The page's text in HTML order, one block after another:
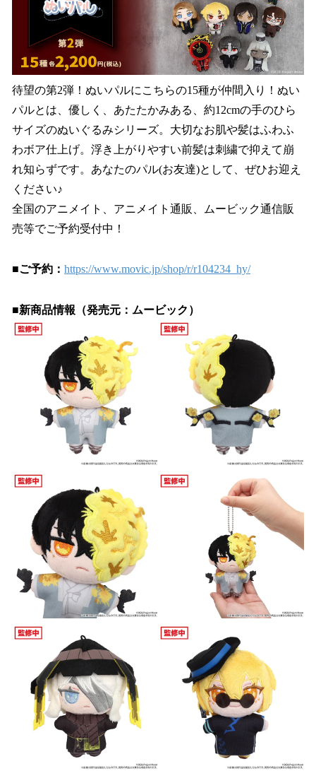
待望の第2弾！ぬいパルにこちらの15種が仲間入り！ぬい
パルとは、優しく、あたたかみある、約12cmの手のひら
サイズのぬいぐるみシリーズ。大切なお肌や髪はふわふ
わボア仕上げ。浮き上がりやすい前髪は刺繍で抑えて崩
れ知らずです。あなたのパル(お友達)として、ぜひお迎え
ください♪
全国のアニメイト、アニメイト通販、ムービック通信販
売等でご予約受付中！
■ご予約： https://www.movic.jp/shop/r/r104234_hy/
■新商品情報（発売元：ムービック）